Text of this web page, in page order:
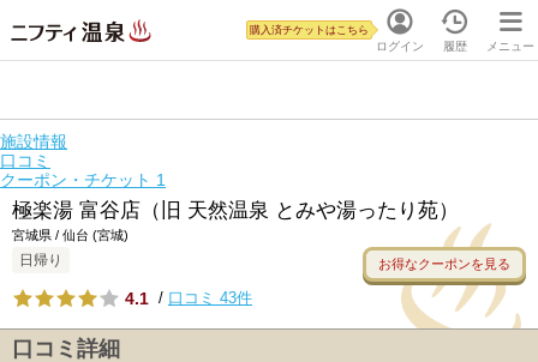
ログイン
購入済チケットはこちら
履歴 メニュー
施設情報
口コミ
クーポン・チケット 1
極楽湯 富谷店（旧 天然温泉 とみや湯ったり苑）
宮城県 / 仙台 (宮城)
日帰り お得なクーポンを見る
4.1 / 口コミ 43件
口コミ詳細